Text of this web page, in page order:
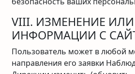
VIII. ИЗМЕНЕНИЕ
ИНФОРМАЦИИ С
Пользователь может в любой
направления его заявки